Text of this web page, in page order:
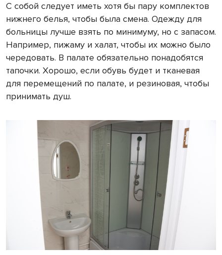
С собой следует иметь хотя бы пару комплектов
нижнего белья, чтобы была смена. Одежду для
больницы лучше взять по минимуму, но с запасом.
Например, пижаму и халат, чтобы их можно было
чередовать. В палате обязательно понадобятся
тапочки. Хорошо, если обувь будет и тканевая
для перемещений по палате, и резиновая, чтобы
принимать душ.